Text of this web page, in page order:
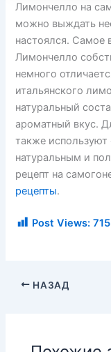
Лимончелло на
можно выждать
настоялся. Самое
Лимончелло
немного
итальянского
натуральный
ароматный вкус.
также
натуральным и
рецепт на
рецепты.
Post Views: 715
НАЗАД